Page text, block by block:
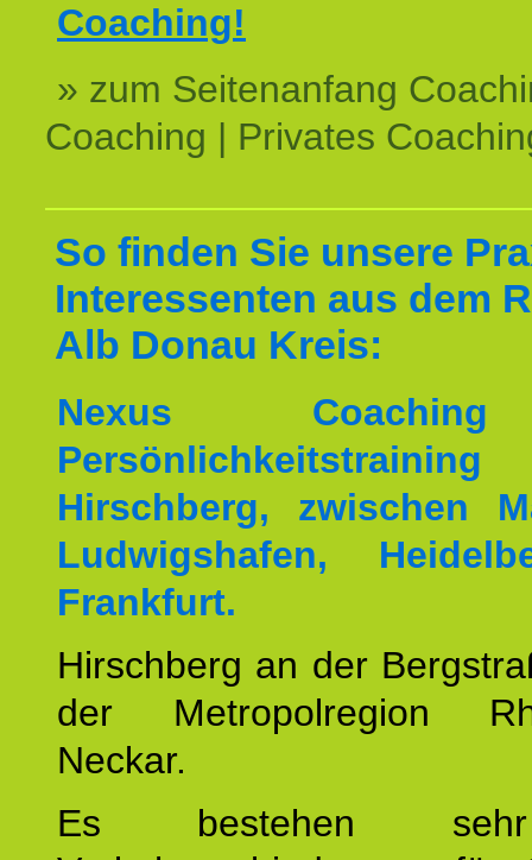
Coaching!
» zum Seitenanfang
Coaching | Privates
So finden Sie unsere
Interessenten aus dem
Alb Donau Kreis:
Nexus
Hirschberg, zwischen
Ludwigshafen,
Frankfurt.
Hirschberg an der
der Metropolregion
Neckar.
Es bestehen